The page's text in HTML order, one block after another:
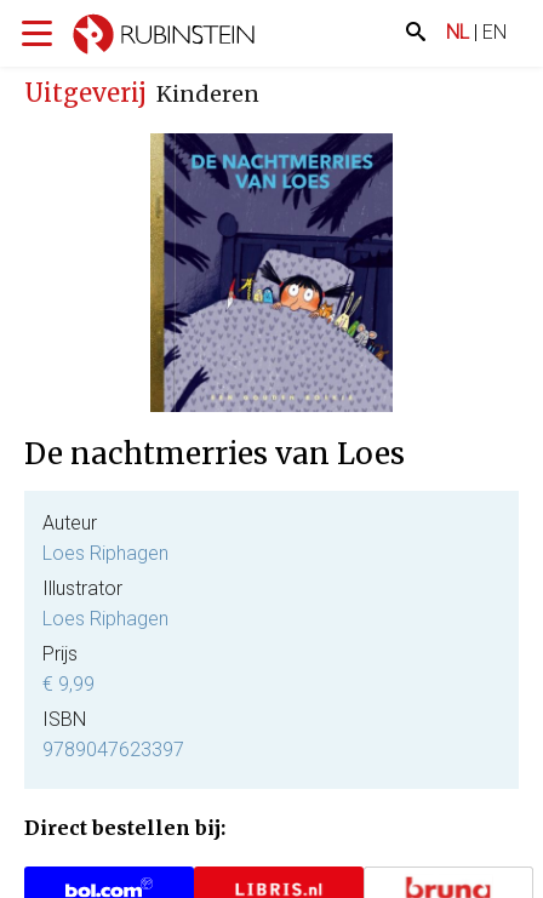
NL| EN
Uitgeverij Kinderen
De nachtmerries van Loes
Auteur
Loes Riphagen
Illustrator
Loes Riphagen
Prijs
€ 9,99
ISBN
9789047623397
Direct bestellen bij: